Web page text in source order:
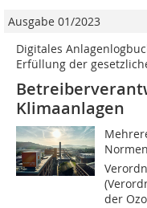
Ausgabe 01/2023
Digitales
Erfüllung der
Klimaanlagen
der